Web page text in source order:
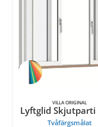
VILLA ORIGINAL
Lyftglid Skjutparti
Tvåfärgsmålat